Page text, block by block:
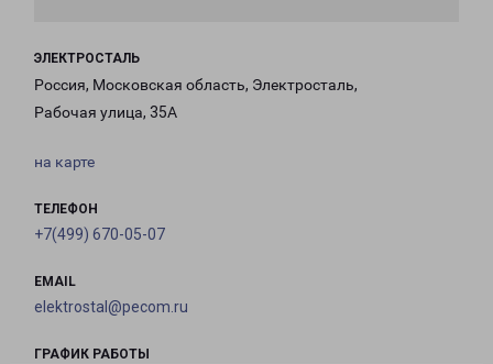
ЭЛЕКТРОСТАЛЬ
Россия, Московская область, Электросталь,
Рабочая улица, 35А
на карте
ТЕЛЕФОН
+7(499) 670-05-07
EMAIL
elektrostal@pecom.ru
ГРАФИК РАБОТЫ